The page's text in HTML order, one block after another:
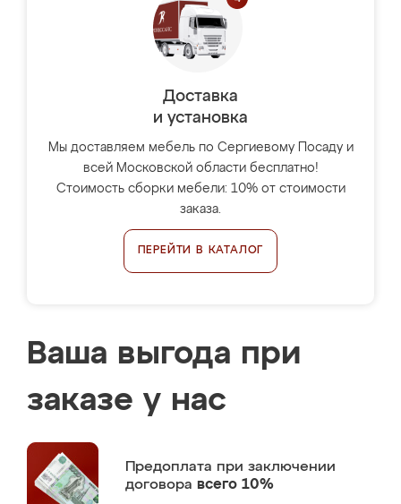
Доставка
и установка
Мы доставляем мебель по Сергиевому Посаду и
всей Московской области бесплатно!
Стоимость сборки мебели: 10% от стоимости
заказа.
ПЕРЕЙТИ В КАТАЛОГ
Ваша выгода при
заказе у нас
Предоплата при заключении
договора всего 10%